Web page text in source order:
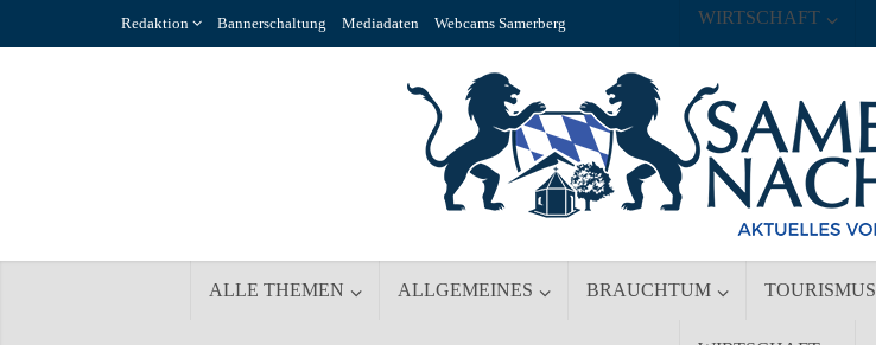
Redaktion Bannerschaltung Mediadaten Webcams Samerberg
ALLE THEMEN ALLGEMEINES BRAUCHTUM TOURISMUS
WIRTSCHAFT